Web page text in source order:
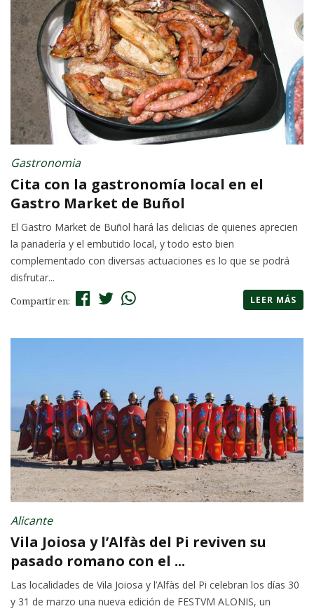
Gastronomia
Cita con la gastronomía local en el
Gastro Market de Buñol
El Gastro Market de Buñol hará las delicias de quienes aprecien
la panadería y el embutido local, y todo esto bien
complementado con diversas actuaciones es lo que se podrá
disfrutar...
Compartir en: LEER MÁS
Alicante
Vila Joiosa y l’Alfàs del Pi reviven su
pasado romano con el ...
Las localidades de Vila Joiosa y l’Alfàs del Pi celebran los días 30
y 31 de marzo una nueva edición de FESTVM ALONIS, un